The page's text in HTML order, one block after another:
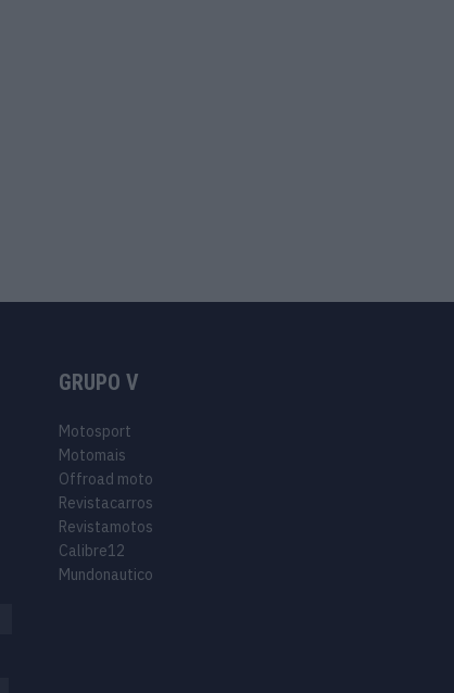
GRUPO V
Motosport
Motomais
Offroad moto
Revistacarros
Revistamotos
Calibre12
Mundonautico